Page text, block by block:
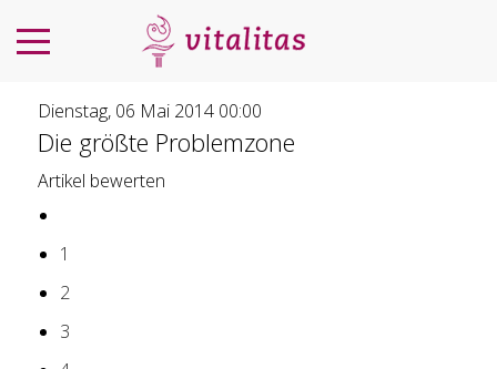
Dienstag, 06 Mai 2014 00:00
Die größte Problemzone
Artikel bewerten
1
2
3